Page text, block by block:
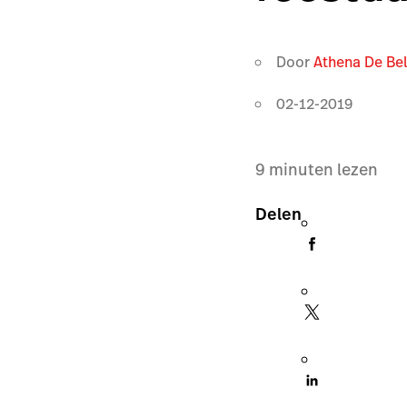
DoorAthena De
02-12-2019
9 minuten lezen
Delen